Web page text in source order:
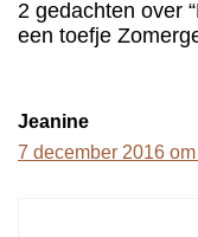
2 gedachten over
een toefje
Jeanine
7 december 2016